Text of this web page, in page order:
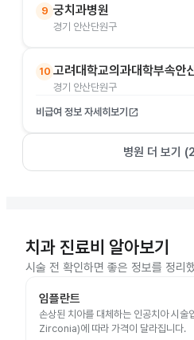
9 궁치과병원
경기 안산단원구
10 고려대학교의과대학부속안
경기 안산단원구
비급여 정보 자세히보기 open_in_new
병원 더 보기 (2
치과 진료비 알아보기
시술 전 확인하면 좋은 정보를 정리
임플란트
손상된 치아를 대체하는 인공치아 시술
Zirconia)에 따라 가격이 달라집니다.